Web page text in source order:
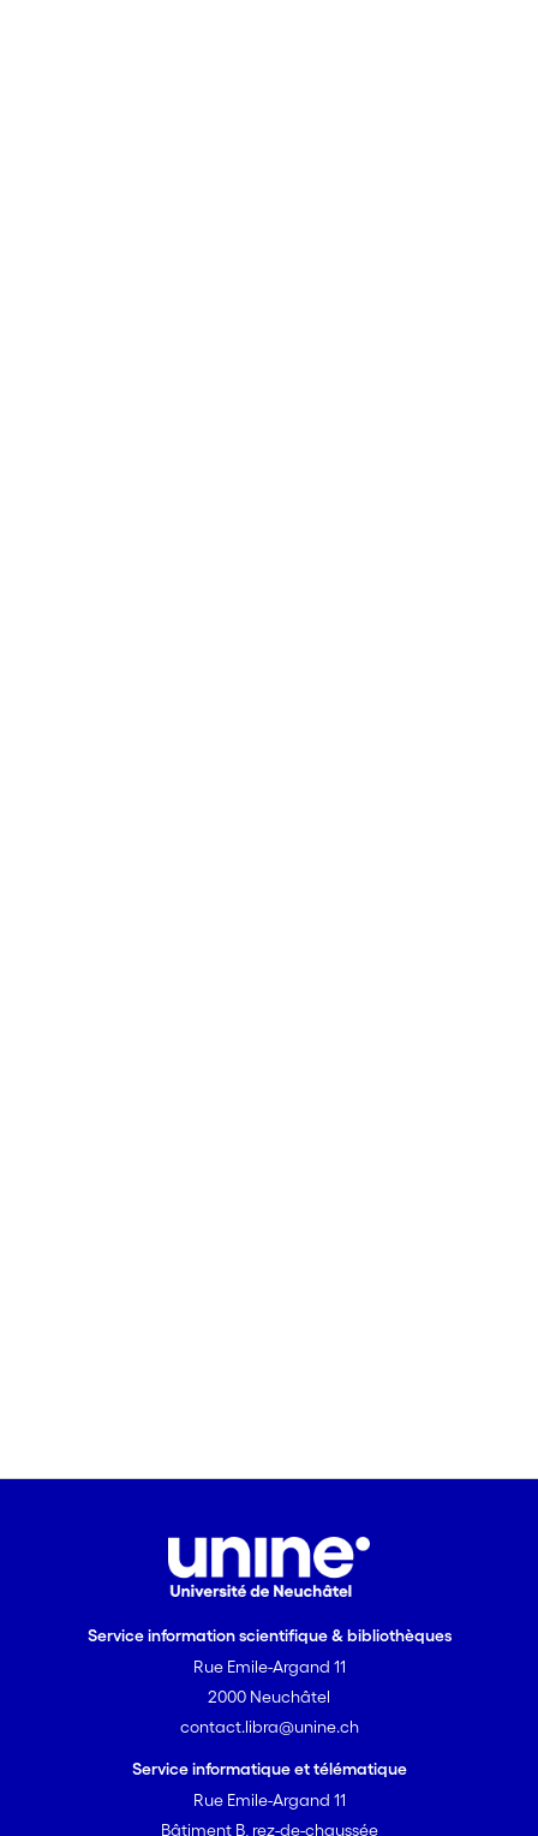
Service information scientifique & bibliothèques
Rue Emile-Argand 11
2000 Neuchâtel
contact.libra@unine.ch
Service informatique et télématique
Rue Emile-Argand 11
Bâtiment B, rez-de-chaussée